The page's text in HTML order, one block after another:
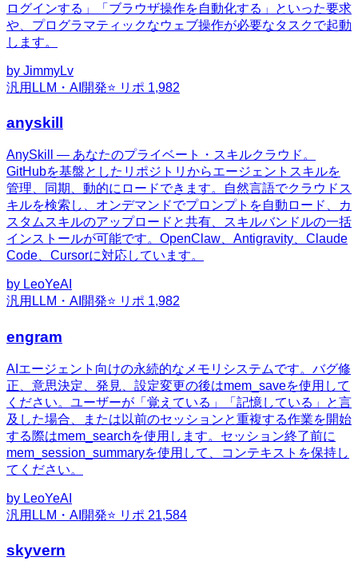
ログインする」「ブラウザ操作を自動化する」といった要求
や、プログラマティックなウェブ操作が必要なタスクで起動
します。
by JimmyLv
汎用 LLM・AI開発⭐ リポ 1,982
anyskill
AnySkill — あなたのプライベート・スキルクラウド。
GitHubを基盤としたリポジトリからエージェントスキルを
管理、同期、動的にロードできます。自然言語でクラウドス
キルを検索し、オンデマンドでプロンプトを自動ロード、カ
スタムスキルのアップロードと共有、スキルバンドルの一括
インストールが可能です。OpenClaw、Antigravity、Claude
Code、Cursorに対応しています。
by LeoYeAI
汎用 LLM・AI開発⭐ リポ 1,982
engram
AIエージェント向けの永続的なメモリシステムです。バグ修
正、意思決定、発見、設定変更の後はmem_saveを使用して
ください。ユーザーが「覚えている」「記憶している」と言
及した場合、または以前のセッションと重複する作業を開始
する際はmem_searchを使用します。セッション終了前に
mem_session_summaryを使用して、コンテキストを保持し
てください。
by LeoYeAI
汎用 LLM・AI開発⭐ リポ 21,584
skyvern